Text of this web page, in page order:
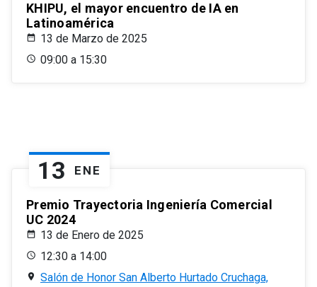
KHIPU, el mayor encuentro de IA en
Latinoamérica
13 de Marzo de 2025
09:00 a 15:30
13 ENE
Premio Trayectoria Ingeniería Comercial
UC 2024
13 de Enero de 2025
12:30 a 14:00
Salón de Honor San Alberto Hurtado Cruchaga,